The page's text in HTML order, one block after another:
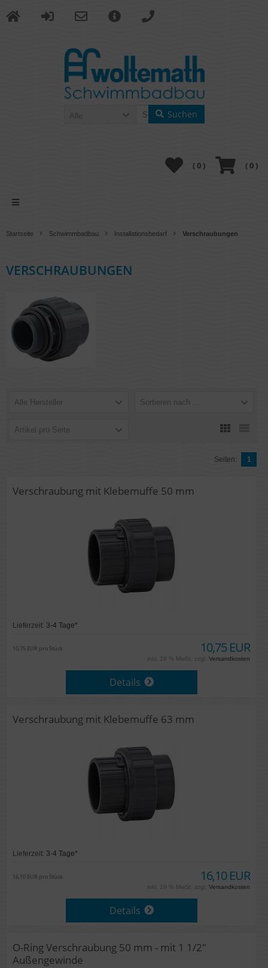
Alle Suchen
(0 )
(0 )
Startseite Schwimmbadbau Installationsbedarf Verschraubungen
VERSCHRAUBUNGEN
Alle Hersteller Sortieren nach ...
Artikel pro Seite
Seiten: 1
Verschraubung mit Klebemuffe 50 mm
Lieferzeit: 3-4 Tage*
10,75 EUR
10,75 EUR pro Stück
inkl. 19 % MwSt. zzgl.Versandkosten
Details
Verschraubung mit Klebemuffe 63 mm
Lieferzeit: 3-4 Tage*
16,10 EUR
16,10 EUR pro Stück
inkl. 19 % MwSt. zzgl.Versandkosten
Details
O-Ring Verschraubung 50 mm - mit 1 1/2"
Außengewinde